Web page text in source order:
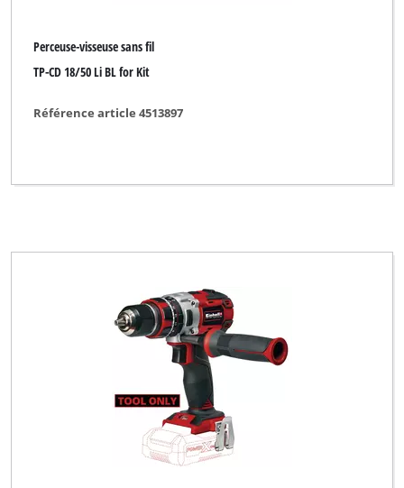
Perceuse-visseuse sans fil
TP-CD 18/50 Li BL for Kit
Référence article 4513897